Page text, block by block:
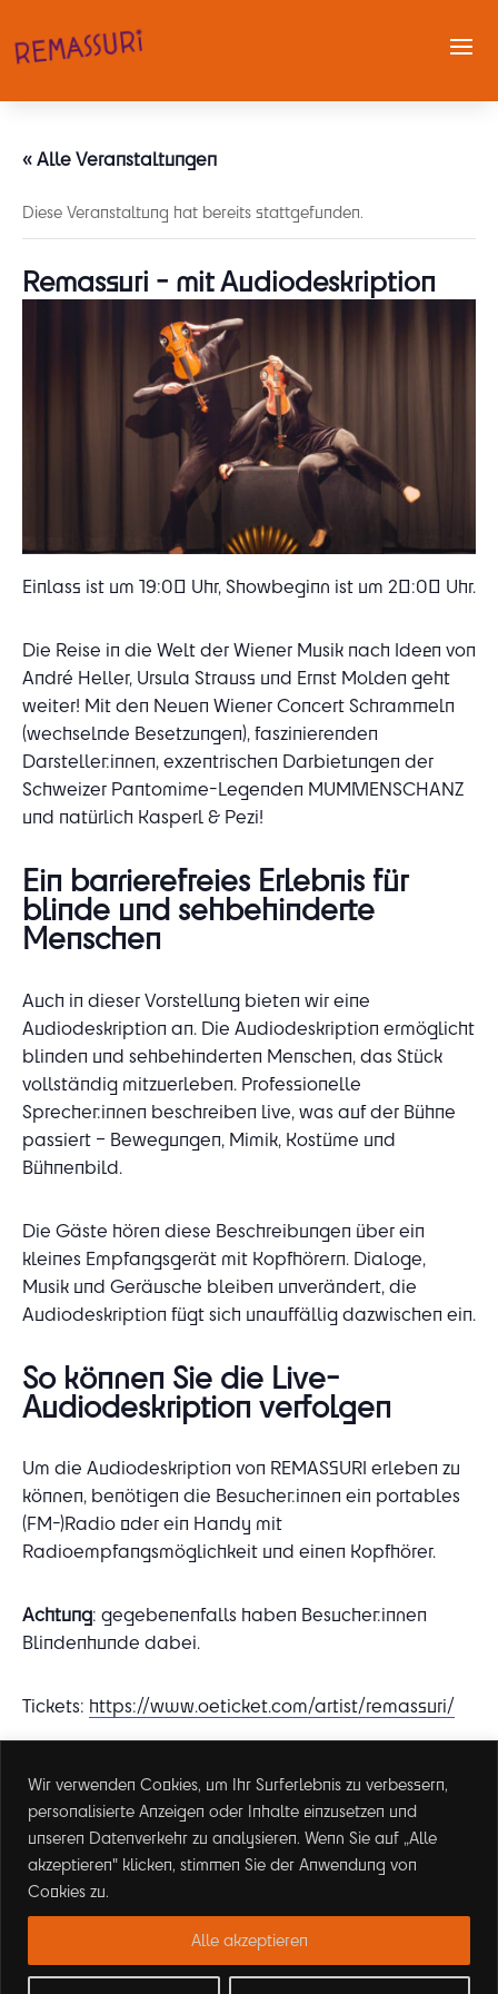
Wir verwenden Cookies, um Ihr Surferlebnis zu verbessern,
personalisierte Anzeigen oder Inhalte einzusetzen und
unseren Datenverkehr zu analysieren. Wenn Sie auf „Alle
akzeptieren" klicken, stimmen Sie der Anwendung von
Cookies zu.
Alle akzeptieren
« Alle Veranstaltungen
Diese Veranstaltung hat bereits stattgefunden.
Remassuri - mit Audiodeskription
Einlass ist um 19:00 Uhr, Showbeginn ist um 20:00 Uhr.
Die Reise in die Welt der Wiener Musik nach Ideen von
André Heller, Ursula Strauss und Ernst Molden geht
weiter! Mit den Neuen Wiener Concert Schrammeln
(wechselnde Besetzungen), faszinierenden
Darsteller:innen, exzentrischen Darbietungen der
Schweizer Pantomime-Legenden MUMMENSCHANZ
und natürlich Kasperl & Pezi!
Ein barrierefreies Erlebnis für
blinde und sehbehinderte
Menschen
Auch in dieser Vorstellung bieten wir eine
Audiodeskription an. Die Audiodeskription ermöglicht
blinden und sehbehinderten Menschen, das Stück
vollständig mitzuerleben. Professionelle
Sprecher:innen beschreiben live, was auf der Bühne
passiert – Bewegungen, Mimik, Kostüme und
Bühnenbild.
Die Gäste hören diese Beschreibungen über ein
kleines Empfangsgerät mit Kopfhörern. Dialoge,
Musik und Geräusche bleiben unverändert, die
Audiodeskription fügt sich unauffällig dazwischen ein.
So können Sie die Live-
Audiodeskription verfolgen
Um die Audiodeskription von REMASSURI erleben zu
können, benötigen die Besucher:innen ein portables
(FM-)Radio oder ein Handy mit
Radioempfangsmöglichkeit und einen Kopfhörer.
Achtung: gegebenenfalls haben Besucher:innen
Blindenhunde dabei.
Tickets: https://www.oeticket.com/artist/remassuri/
DETAILS
Datum:
November 22, 2025
Zeit: